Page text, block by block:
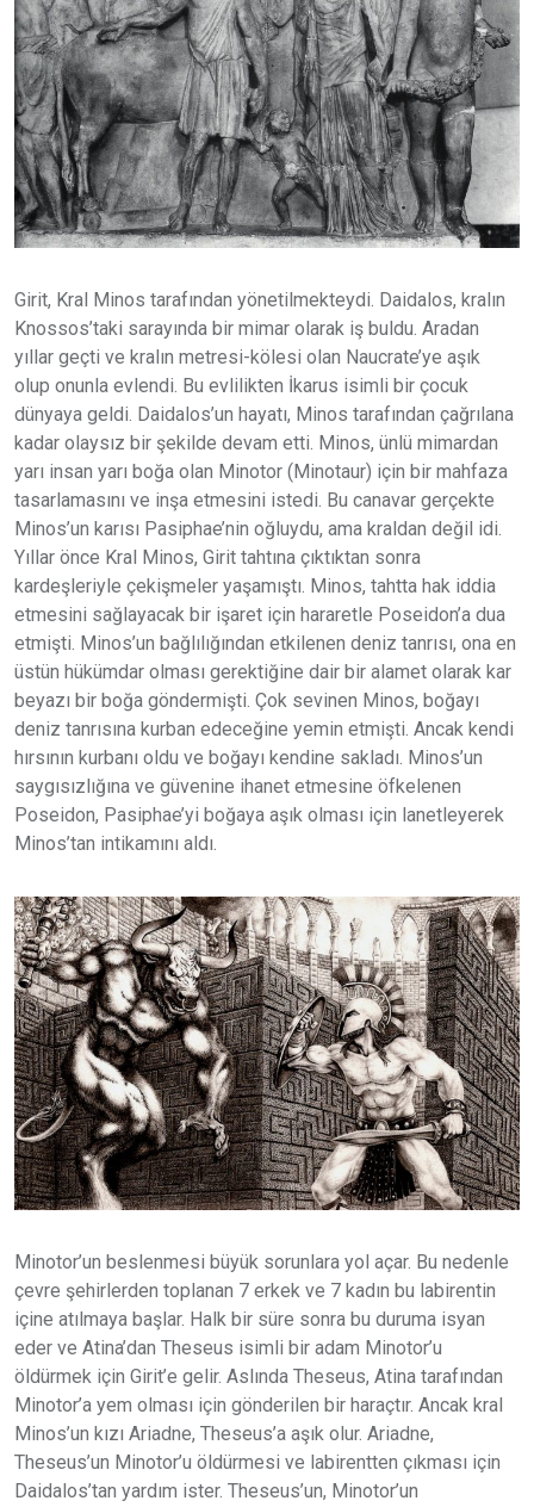
Girit, Kral Minos tarafından yönetilmekteydi. Daidalos, kralın
Knossos’taki sarayında bir mimar olarak iş buldu. Aradan
yıllar geçti ve kralın metresi-kölesi olan Naucrate’ye aşık
olup onunla evlendi. Bu evlilikten İkarus isimli bir çocuk
dünyaya geldi. Daidalos’un hayatı, Minos tarafından çağrılana
kadar olaysız bir şekilde devam etti. Minos, ünlü mimardan
yarı insan yarı boğa olan Minotor (Minotaur) için bir mahfaza
tasarlamasını ve inşa etmesini istedi. Bu canavar gerçekte
Minos’un karısı Pasiphae’nin oğluydu, ama kraldan değil idi.
Yıllar önce Kral Minos, Girit tahtına çıktıktan sonra
kardeşleriyle çekişmeler yaşamıştı. Minos, tahtta hak iddia
etmesini sağlayacak bir işaret için hararetle Poseidon’a dua
etmişti. Minos’un bağlılığından etkilenen deniz tanrısı, ona en
üstün hükümdar olması gerektiğine dair bir alamet olarak kar
beyazı bir boğa göndermişti. Çok sevinen Minos, boğayı
deniz tanrısına kurban edeceğine yemin etmişti. Ancak kendi
hırsının kurbanı oldu ve boğayı kendine sakladı. Minos’un
saygısızlığına ve güvenine ihanet etmesine öfkelenen
Poseidon, Pasiphae’yi boğaya aşık olması için lanetleyerek
Minos’tan intikamını aldı.
Minotor’un beslenmesi büyük sorunlara yol açar. Bu nedenle
çevre şehirlerden toplanan 7 erkek ve 7 kadın bu labirentin
içine atılmaya başlar. Halk bir süre sonra bu duruma isyan
eder ve Atina’dan Theseus isimli bir adam Minotor’u
öldürmek için Girit’e gelir. Aslında Theseus, Atina tarafından
Minotor’a yem olması için gönderilen bir haraçtır. Ancak kral
Minos’un kızı Ariadne, Theseus’a aşık olur. Ariadne,
Theseus’un Minotor’u öldürmesi ve labirentten çıkması için
Daidalos’tan yardım ister. Theseus’un, Minotor’un